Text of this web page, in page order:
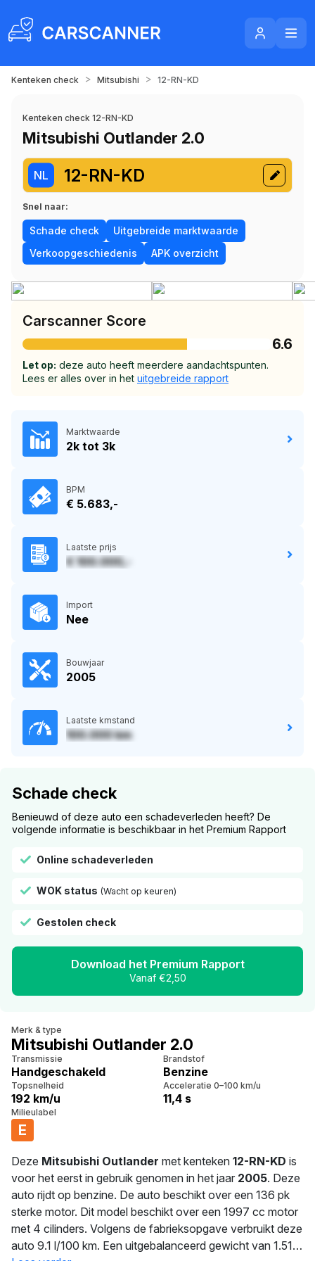
Kenteken check > Mitsubishi > 12-RN-KD
Kenteken check 12-RN-KD
Mitsubishi Outlander 2.0
NL 12-RN-KD
Snel naar:
Schade check
Uitgebreide marktwaarde
Verkoopgeschiedenis
APK overzicht
Carscanner Score
6.6
Let op: deze auto heeft meerdere aandachtspunten.
Lees er alles over in het uitgebreide rapport
Marktwaarde
2k tot 3k
BPM
€ 5.683,-
Laatste prijs
€ 100.000,-
Import
Nee
Bouwjaar
2005
Laatste kmstand
100.000 km
Schade check
Benieuwd of deze auto een schadeverleden heeft? De
volgende informatie is beschikbaar in het Premium Rapport
Online schadeverleden
WOK status (Wacht op keuren)
Gestolen check
Download het Premium Rapport
Vanaf €2,50
Merk & type
Mitsubishi Outlander 2.0
Transmissie
Handgeschakeld
Brandstof
Benzine
Topsnelheid
192 km/u
Acceleratie 0–100 km/u
11,4 s
Milieulabel
E
Deze Mitsubishi Outlander met kenteken 12-RN-KD is
voor het eerst in gebruik genomen in het jaar 2005. Deze
auto rijdt op benzine. De auto beschikt over een 136 pk
sterke motor. Dit model beschikt over een 1997 cc motor
met 4 cilinders. Volgens de fabrieksopgave verbruikt deze
auto 9.1 l/100 km. Een uitgebalanceerd gewicht van 1.515